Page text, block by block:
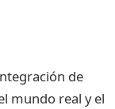
de
mundo real y el